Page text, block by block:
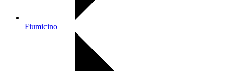
Fiumicino